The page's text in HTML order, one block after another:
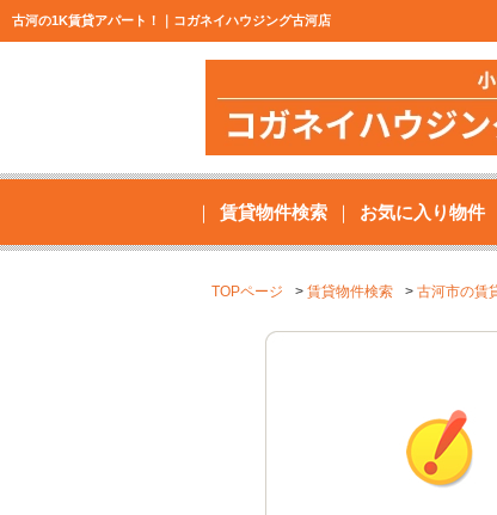
古河の1K賃貸アパート！｜コガネイハウジング古河店
賃貸物件検索 お気に入り物件
TOPページ 賃貸物件検索 古河市の賃